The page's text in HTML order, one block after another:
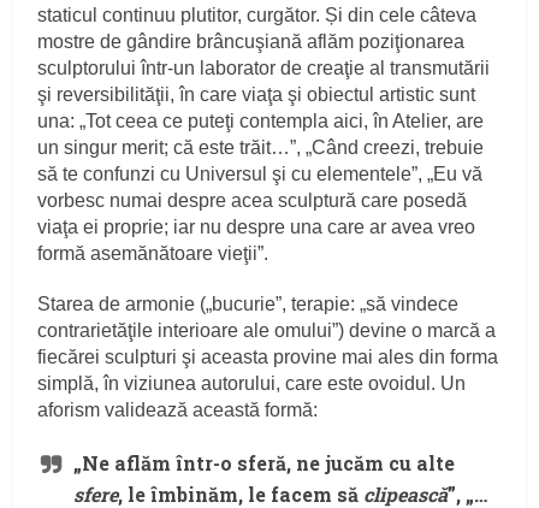
staticul continuu plutitor, curgător. Și din cele câteva
mostre de gândire brâncuşiană aflăm poziţionarea
sculptorului într-un laborator de creaţie al transmutării
şi reversibilităţii, în care viaţa şi obiectul artistic sunt
una: „Tot ceea ce puteţi contempla aici, în Atelier, are
un singur merit; că este trăit…”, „Când creezi, trebuie
să te confunzi cu Universul şi cu elementele”, „Eu vă
vorbesc numai despre acea sculptură care posedă
viaţa ei proprie; iar nu despre una care ar avea vreo
formă asemă­nătoare vieţii”.
Starea de armonie („bucurie”, terapie: „să vindece
contrarietăţile interioare ale omului”) devine o marcă a
fiecărei sculpturi şi aceasta provine mai ales din forma
simplă, în viziunea autorului, care este ovoidul. Un
aforism validează această formă:
„Ne aflăm într-o sferă, ne jucăm cu alte
sfere, le îmbinăm, le facem să clipească”, „…